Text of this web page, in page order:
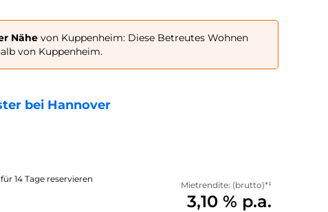
Nähe von Kuppenheim: Diese Betreutes Wohnen
von Kuppenheim.
bei Hannover
14 Tage reservieren
Mietrendite: (brutto)*¹
3,10 % p.a.